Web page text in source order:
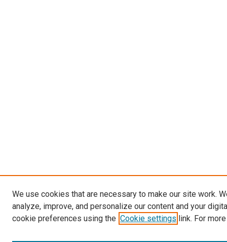
We use cookies that are necessary to make our site work.
analyze, improve, and personalize our content and your
cookie preferences using the Cookie settings link. For